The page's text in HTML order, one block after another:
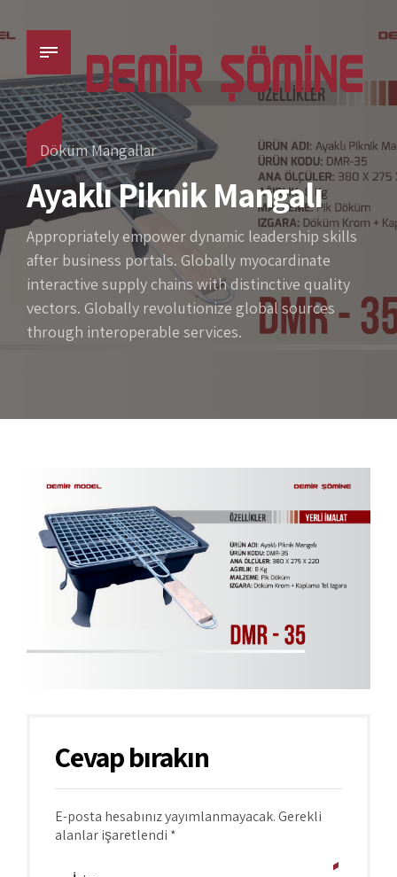
Döküm Mangallar
Ayaklı Piknik Mangalı
Appropriately empower dynamic leadership skills
after business portals. Globally myocardinate
interactive supply chains with distinctive quality
vectors. Globally revolutionize global sources
through interoperable services.
Cevap bırakın
E-posta hesabınız yayımlanmayacak. Gerekli
alanlar işaretlendi *